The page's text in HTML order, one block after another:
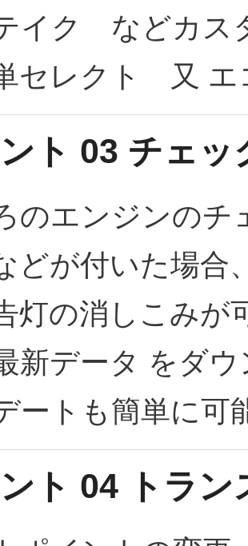
イク などカス
セレクト 又
ト 03 チェ
のエンジンの
どが付いた場合
灯の消しこみ
新データ をダ
ートも簡単に可
ト 04 トラン